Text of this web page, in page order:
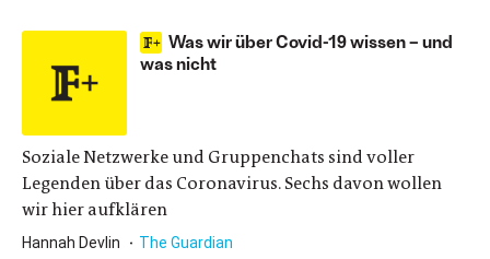
Was wir über Covid-19 wissen – und
was nicht
Soziale Netzwerke und Gruppenchats sind voller
Legenden über das Coronavirus. Sechs davon wollen
wir hier aufklären
Hannah Devlin The Guardian